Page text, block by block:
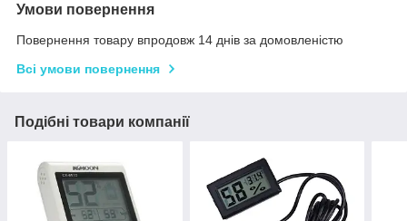
Умови повернення
Повернення товару впродовж 14 днів за домовленістю
Всі умови повернення
Подібні товари компанії